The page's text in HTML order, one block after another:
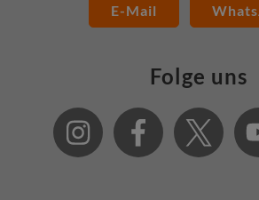
E-Mail
Folge uns